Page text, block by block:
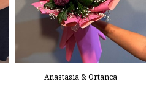
Anastasia & Ortanca